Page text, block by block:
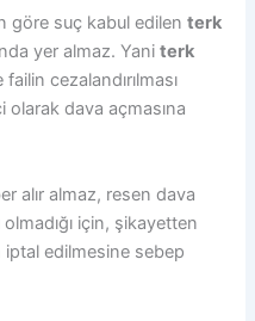
göre suç kabul edilenterk
yer almaz. Yaniterk
cezalandırılması
dava açmasına
alır almaz, resen dava
için, şikayetten
iptal edilmesine sebep